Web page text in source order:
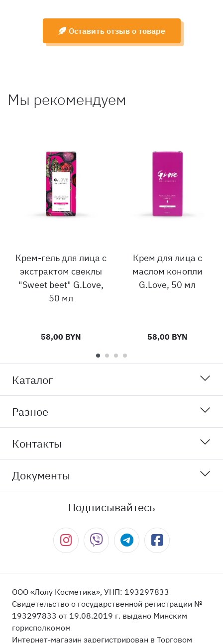
Оставить отзыв о товаре
Мы рекомендуем
Крем-гель для лица с
экстрактом свеклы
"Sweet beet" G.Love,
50 мл
58,00 BYN
Крем для лица с
маслом конопли
G.Love, 50 мл
58,00 BYN
Каталог
Разное
Контакты
Документы
Подписывайтесь
ООО «Лолу Косметика», УНП: 193297833
Свидетельство о государственной регистрации №
193297833 от 19.08.2019 г. выдано Минским
горисполкомом
Интернет-магазин зарегистрирован в Торговом